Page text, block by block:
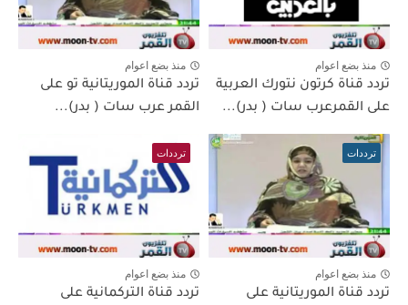
منذ بضع اعوام
تردد قناة كرتون نتورك العربية
على القمرعرب سات ( بدر)...
منذ بضع اعوام
تردد قناة الموريتانية تو على
القمر عرب سات ( بدر)...
ترددات
منذ بضع اعوام
تردد قناة الموريتانية على
ترددات
منذ بضع اعوام
تردد قناة التركمانية على